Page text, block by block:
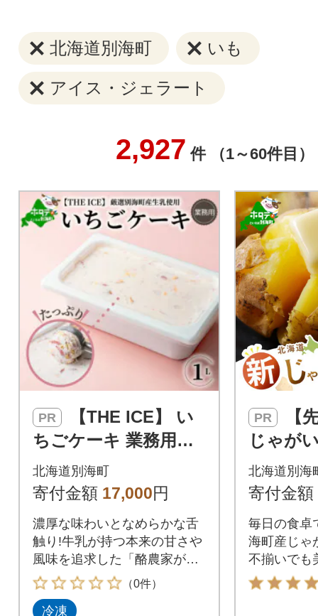
北海道別海町 いも
アイス・ジェラート
2,927 件 （1～60件目）
PR
ちごケーキ 業務用ア
イス 1L ファミリーサ
イズ【別海町産生乳使
北海道別海町
寄付金額 17,000円
濃厚な味わいとなめらかな舌
触り!牛乳が持つ本来の甘さや
風味を追求した「酪農家が作
ったアイス」
（0件）
冷凍
PR
じゃが
道 訳あ
種 きた
北海道別海
寄付金額
毎日の食卓
海町産じゃ
不揃いでも
ません)